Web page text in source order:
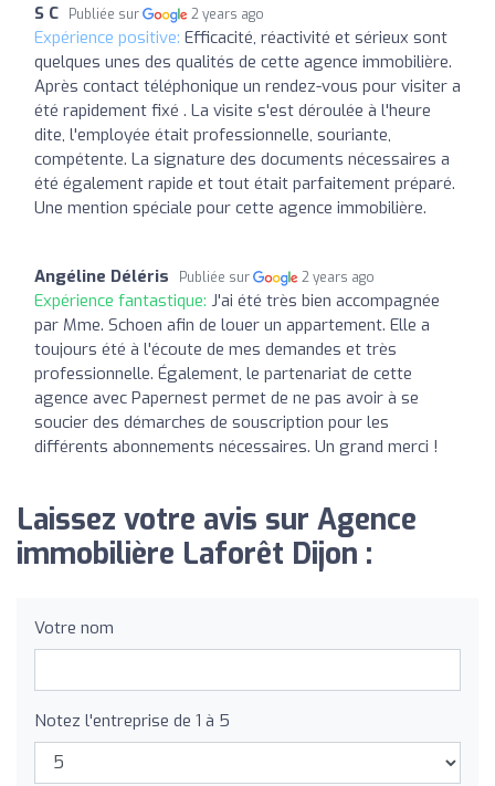
S C Publiée sur 2 years ago
Expérience positive: Efficacité, réactivité et sérieux sont
quelques unes des qualités de cette agence immobilière.
Après contact téléphonique un rendez-vous pour visiter a
été rapidement fixé . La visite s'est déroulée à l'heure
dite, l'employée était professionnelle, souriante,
compétente. La signature des documents nécessaires a
été également rapide et tout était parfaitement préparé.
Une mention spéciale pour cette agence immobilière.
Angéline Déléris Publiée sur 2 years ago
Expérience fantastique: J'ai été très bien accompagnée
par Mme. Schoen afin de louer un appartement. Elle a
toujours été à l'écoute de mes demandes et très
professionnelle. Également, le partenariat de cette
agence avec Papernest permet de ne pas avoir à se
soucier des démarches de souscription pour les
différents abonnements nécessaires. Un grand merci !
Laissez votre avis sur Agence
immobilière Laforêt Dijon :
Votre nom
Notez l'entreprise de 1 à 5